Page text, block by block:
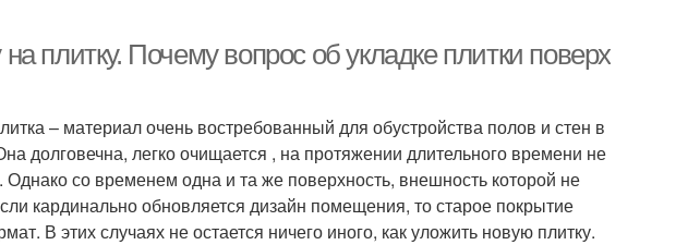
плитку. Почему вопрос об укладке плитки поверх
– материал очень востребованный для обустройства полов и стен в
долговечна, легко очищается , на протяжении длительного времени не
Однако со временем одна и та же поверхность, внешность которой не
кардинально обновляется дизайн помещения, то старое покрытие
В этих случаях не остается ничего иного, как уложить новую плитку.